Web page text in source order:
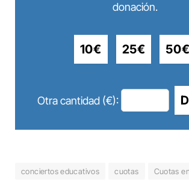
donación.
10€ 25€ 50€
Otra cantidad (€):
conciertos educativos cuotas Cuotas